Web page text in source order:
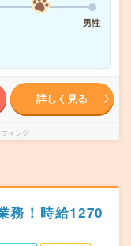
男性
詳しく見る
ィング
務！時給1270